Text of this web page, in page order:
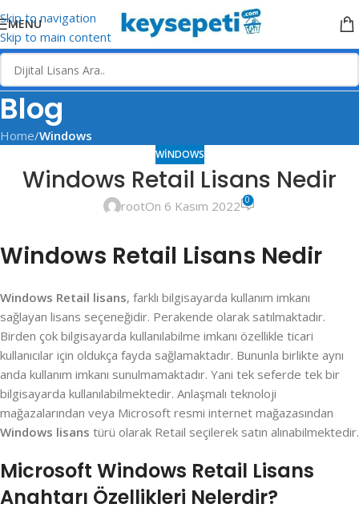
Skip to navigation
Skip to main content
MENU
Blog
Home/Windows
WINDOWS
Windows Retail Lisans Nedir
rootOn 6 Kasım 2022 0
Windows Retail Lisans Nedir
Windows Retail lisans, farklı bilgisayarda kullanım imkanı
sağlayan lisans seçeneğidir. Perakende olarak satılmaktadır.
Birden çok bilgisayarda kullanılabilme imkanı özellikle ticari
kullanıcılar için oldukça fayda sağlamaktadır. Bununla birlikte aynı
anda kullanım imkanı sunulmamaktadır. Yani tek seferde tek bir
bilgisayarda kullanılabilmektedir. Anlaşmalı teknoloji
mağazalarından veya Microsoft resmi internet mağazasından
Windows lisans türü olarak Retail seçilerek satın alınabilmektedir.
Microsoft Windows Retail Lisans
Anahtarı Özellikleri Nelerdir?